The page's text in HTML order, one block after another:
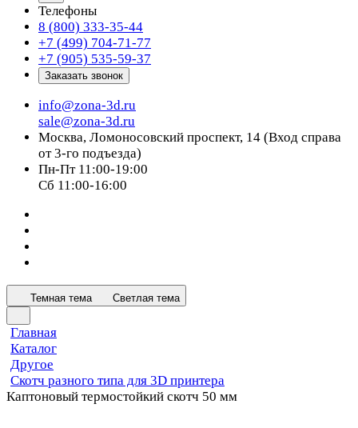
Телефоны
8 (800) 333-35-44
+7 (499) 704-71-77
+7 (905) 535-59-37
Заказать звонок
info@zona-3d.ru
sale@zona-3d.ru
Москва, Ломоносовский проспект, 14 (Вход справа
от 3-го подъезда)
Пн-Пт 11:00-19:00
Сб 11:00-16:00
Темная тема Светлая тема
Главная
Каталог
Другое
Скотч разного типа для 3D принтера
Каптоновый термостойкий скотч 50 мм